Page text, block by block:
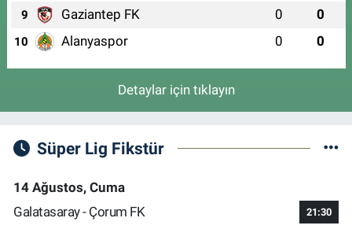
9 Gaziantep FK 0 0
10 Alanyaspor 0 0
Detaylar için tıklayın
Süper Lig Fikstür
14 Ağustos, Cuma
Galatasaray - Çorum FK
21:30